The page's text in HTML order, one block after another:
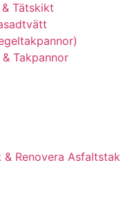
Tätskikt
Takpannor
Renovera Asfaltstak